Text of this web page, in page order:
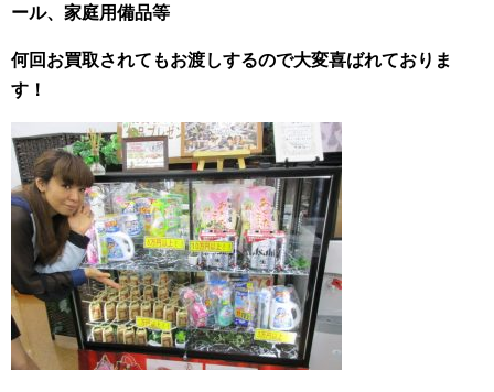
ール、家庭用備品等
何回お買取されてもお渡しするので大変喜ばれておりま
す！